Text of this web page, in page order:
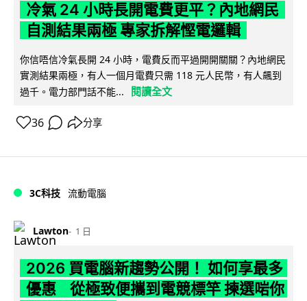
冷氣 24 小時長開電費更平？內地網民
自測結果兩極 專家拆解慳電邏輯
你信唔信冷氣長開 24 小時，電費反而平過開開關關？內地網民
實測結果兩極，有人一個月電費只需 118 元人民幣，有人飆到
過千。電力部門話不能...
閱讀全文
36 分享
3C科技 流動電腦
Lawton 1 日
2026 買電腦新趨勢公開！ 如何享最多
優惠 從極致便攜到電競標竿 揀選啱你